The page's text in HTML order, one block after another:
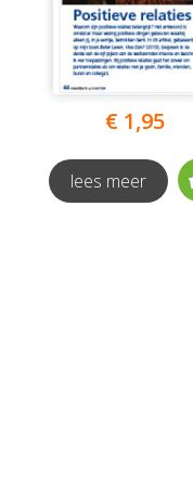
€ 1,95
lees meer